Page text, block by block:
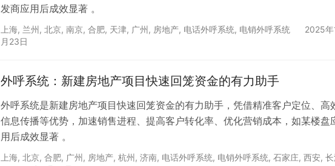
发商应用后成效显著 。
上海, 兰州, 北京, 南京, 合肥, 天津, 广州, 房地产, 电话外呼系统, 电销外呼系统
2025年
月23日
外呼系统：新建房地产项目快速回笼资金的有力助手
外呼系统是新建房地产项目快速回笼资金的有力助手，凭借精准客户定位、高
信息传播等优势，加速销售进程、提高客户转化率、优化营销成本，如某楼盘
用后成效显著 。
上海, 北京, 合肥, 广州, 房地产, 杭州, 济南, 电话外呼系统, 电销外呼系统, 石家庄, 西安,